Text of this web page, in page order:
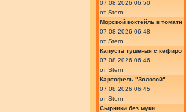
07.08.2026 06:50
от Stern
Морской коктейль в
07.08.2026 06:48
от Stern
Капуста тушёная с кефиром
07.08.2026 06:46
от Stern
Картофель "Золотой"
07.08.2026 06:45
от Stern
Сырники без муки